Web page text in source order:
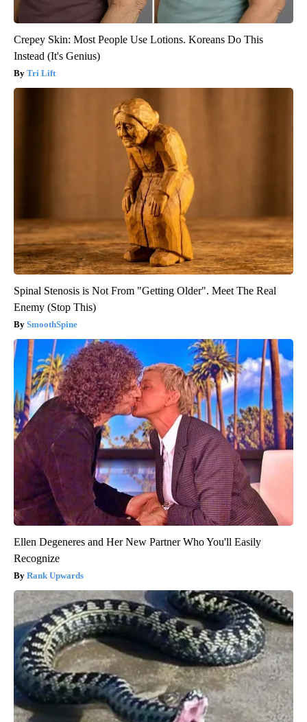
Crepey Skin: Most People Use Lotions. Koreans Do This
Instead (It's Genius)
Tri Lift
Spinal Stenosis is Not From "Getting Older". Meet The Real
Enemy (Stop This)
SmoothSpine
Ellen Degeneres and Her New Partner Who You'll Easily
Recognize
Rank Upwards